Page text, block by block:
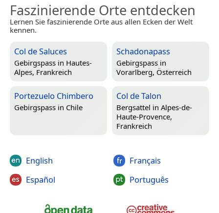
Faszinierende Orte entdecken
Lernen Sie faszinierende Orte aus allen Ecken der Welt
kennen.
Col de Saluces
Gebirgspass in Hautes-
Alpes, Frankreich
Schadonapass
Gebirgspass in
Vorarlberg, Österreich
Portezuelo Chimbero
Gebirgspass in Chile
Col de Talon
Bergsattel in Alpes-de-
Haute-Provence,
Frankreich
English
Español
Français
Português